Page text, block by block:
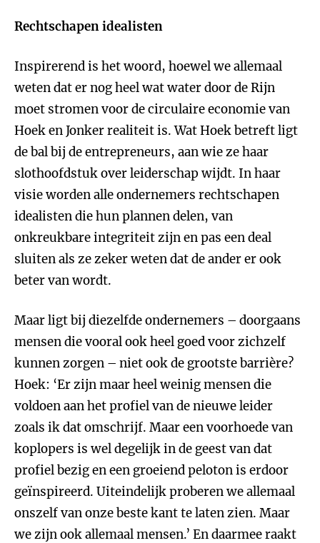
Rechtschapen idealisten
Inspirerend is het woord, hoewel we allemaal
weten dat er nog heel wat water door de Rijn
moet stromen voor de circulaire economie van
Hoek en Jonker realiteit is. Wat Hoek betreft ligt
de bal bij de entrepreneurs, aan wie ze haar
slothoofdstuk over leiderschap wijdt. In haar
visie worden alle ondernemers rechtschapen
idealisten die hun plannen delen, van
onkreukbare integriteit zijn en pas een deal
sluiten als ze zeker weten dat de ander er ook
beter van wordt.
Maar ligt bij diezelfde ondernemers – doorgaans
mensen die vooral ook heel goed voor zichzelf
kunnen zorgen – niet ook de grootste barrière?
Hoek: ‘Er zijn maar heel weinig mensen die
voldoen aan het profiel van de nieuwe leider
zoals ik dat omschrijf. Maar een voorhoede van
koplopers is wel degelijk in de geest van dat
profiel bezig en een groeiend peloton is erdoor
geïnspireerd. Uiteindelijk proberen we allemaal
onszelf van onze beste kant te laten zien. Maar
we zijn ook allemaal mensen.’ En daarmee raakt